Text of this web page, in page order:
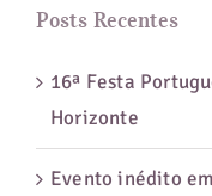
Posts Recentes
16ª Festa
Horizonte
Evento inédito